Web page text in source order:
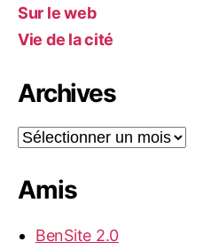
Sur le web
Vie de la cité
Archives
Archives
Amis
BenSite 2.0